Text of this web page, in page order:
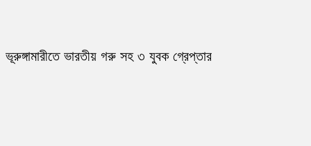
ভূরুঙ্গামারীতে ভারতীয় গরু সহ ৩ যুবক গ্রেপ্তার